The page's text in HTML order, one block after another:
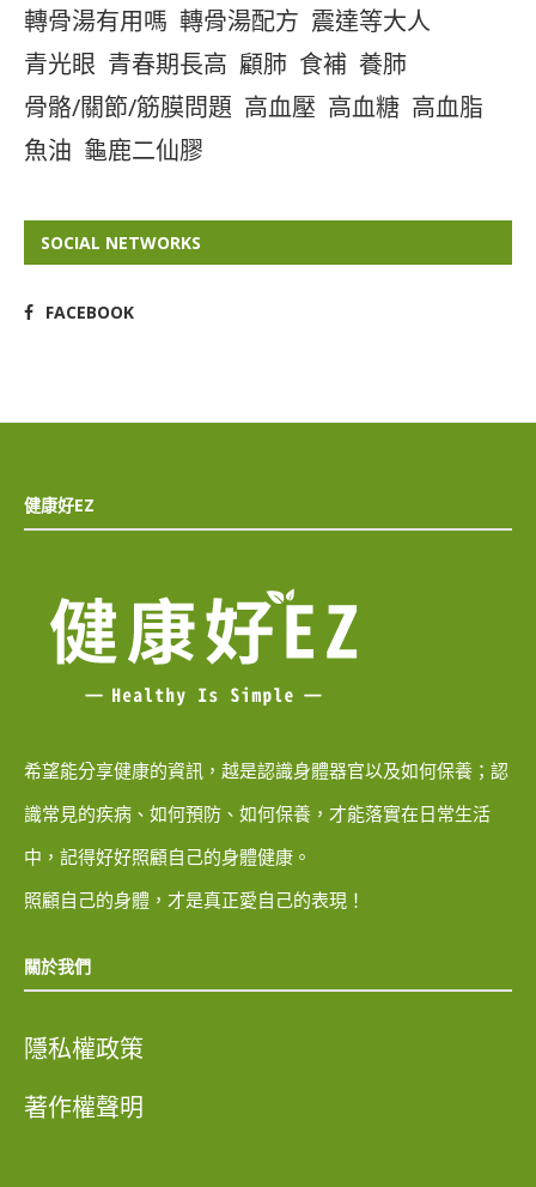
轉骨湯有用嗎 轉骨湯配方 震達等大人
青光眼 青春期長高 顧肺 食補 養肺
骨骼/關節/筋膜問題 高血壓 高血糖 高血脂
魚油 龜鹿二仙膠
SOCIAL NETWORKS
FACEBOOK
健康好EZ
希望能分享健康的資訊，越是認識身體器官以及如何保養；認
識常見的疾病、如何預防、如何保養，才能落實在日常生活
中，記得好好照顧自己的身體健康。
照顧自己的身體，才是真正愛自己的表現！
關於我們
隱私權政策
著作權聲明